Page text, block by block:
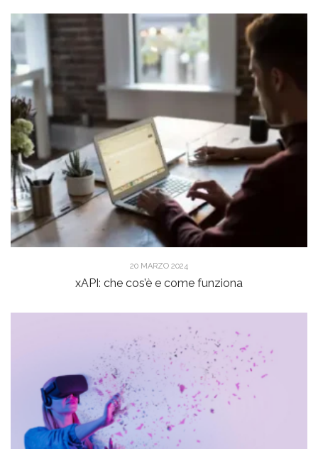
20 MARZO 2024
xAPI: che cos’è e come funziona